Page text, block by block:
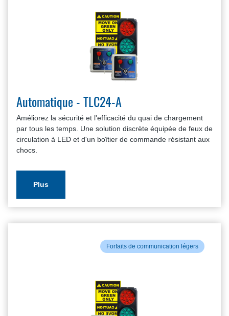
Automatique - TLC24-A
Améliorez la sécurité et l'efficacité du quai de chargement
par tous les temps. Une solution discrète équipée de feux de
circulation à LED et d'un boîtier de commande résistant aux
chocs.
Plus
Forfaits de communication légers